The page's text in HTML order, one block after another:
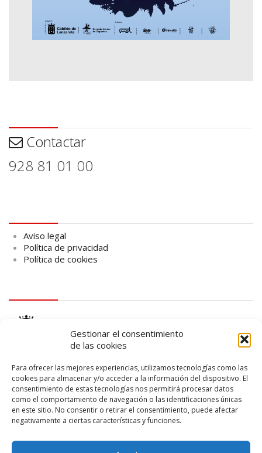
Gestionar el consentimiento
de las cookies
Para ofrecer las mejores experiencias, utilizamos tecnologías como las
cookies para almacenar y/o acceder a la información del dispositivo. El
consentimiento de estas tecnologías nos permitirá procesar datos
como el comportamiento de navegación o las identificaciones únicas
en este sitio. No consentir o retirar el consentimiento, puede afectar
negativamente a ciertas características y funciones.
Contactar
928 81 01 00
Aviso legal
Política de privacidad
Política de cookies
logo SID